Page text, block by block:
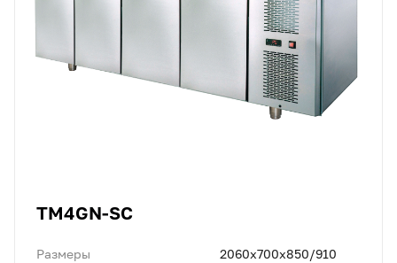
TM4GN-SC
Размеры 2060х700х850/910